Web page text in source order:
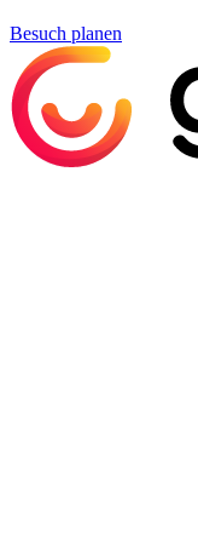
Besuch planen